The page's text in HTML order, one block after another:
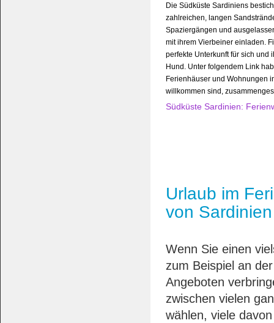
Die Südküste Sardiniens
zahlreichen, langen
Spaziergängen und
mit ihrem Vierbeiner einladen.
perfekte Unterkunft für sich und
Hund. Unter folgendem Link
Ferienhäuser und Wohnungen
willkommen sind,
Südküste Sardinien:
Urlaub im
von
Wenn Sie einen
zum Beispiel an
Angeboten
zwischen vielen
wählen, viele